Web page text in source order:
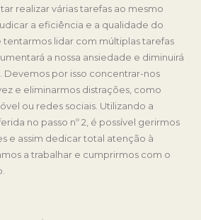
realizar várias tarefas ao mesmo
a eficiência e a qualidade do
tentarmos lidar com múltiplas tarefas
a nossa ansiedade e diminuirá
Devemos por isso concentrar-nos
e eliminarmos distrações, como
ou redes sociais. Utilizando a
no passo nº 2, é possível gerirmos
e assim dedicar total atenção à
a trabalhar e cumprirmos com o